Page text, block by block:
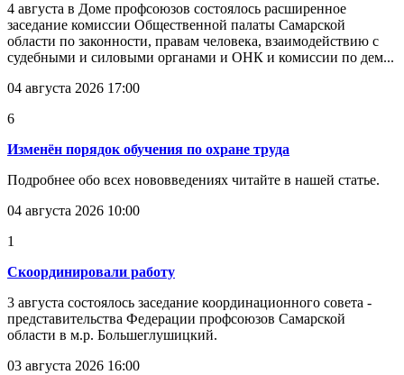
4 августа в Доме профсоюзов состоялось расширенное
заседание комиссии Общественной палаты Самарской
области по законности, правам человека, взаимодействию с
судебными и силовыми органами и ОНК и комиссии по дем...
04 августа 2026 17:00
6
Изменён порядок обучения по охране труда
Подробнее обо всех нововведениях читайте в нашей статье.
04 августа 2026 10:00
1
Скоординировали работу
3 августа состоялось заседание координационного совета -
представительства Федерации профсоюзов Самарской
области в м.р. Большеглушицкий.
03 августа 2026 16:00